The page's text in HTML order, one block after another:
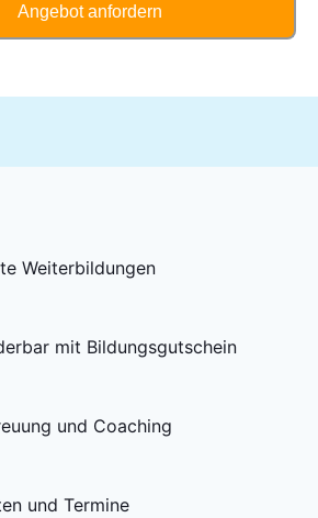
Angebot anfordern
Weiterbildungen
mit Bildungsgutschein
und Coaching
und Termine